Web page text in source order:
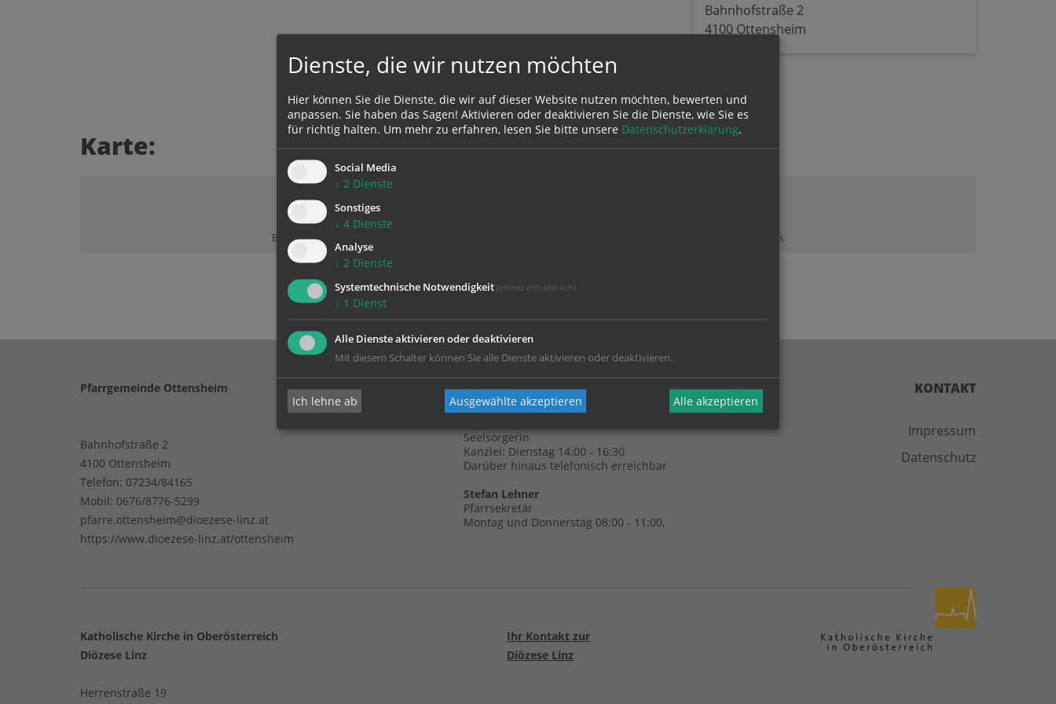
Bahnhofstraße 2
4100 Ottensheim
Karte:
Bitte akzeptieren Sie
, um diesen Inhalt sehen zu können.
KONTAKT
Impressum
Datenschutz
Pfarrgemeinde Ottensheim
Bahnhofstraße 2
4100 Ottensheim
Telefon: 07234/84165
Mobil: 0676/8776-5299
pfarre.ottensheim@dioezese-linz.at
https://www.dioezese-linz.at/ottensheim
Bürozeiten:
Seelsorgerin
Kanzlei: Dienstag 14:00 - 16:30
Darüber hinaus telefonisch erreichbar
Stefan Lehner
Pfarrsekretär
Montag und Donnerstag 08:00 - 11:00,
Katholische Kirche in Oberösterreich
Diözese Linz
Herrenstraße 19
Ihr Kontakt zur
Diözese Linz
Dienste, die wir nutzen möchten
Hier können Sie die Dienste, die wir auf dieser Website nutzen möchten, bewerten und
anpassen. Sie haben das Sagen! Aktivieren oder deaktivieren Sie die Dienste, wie Sie es
für richtig halten. Um mehr zu erfahren, lesen Sie bitte unsere Datenschutzerklärung.
Social Media
↓ 2 Dienste
Sonstiges
↓ 4 Dienste
Analyse
↓ 2 Dienste
Systemtechnische Notwendigkeit (immer erforderlich)
↓ 1 Dienst
Alle Dienste aktivieren oder deaktivieren
Mit diesem Schalter können Sie alle Dienste aktivieren oder deaktivieren.
Ich lehne ab Ausgewählte akzeptieren Alle akzeptieren